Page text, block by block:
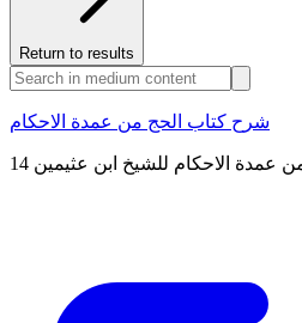
Return to results
شرح كتاب الحج من عمدة الاحكام
الاحكام للشيخ ابن عثيمين 14